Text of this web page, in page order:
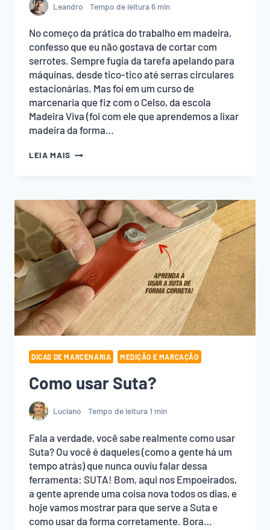
Leandro Tempo de leitura6 min
No começo da prática do trabalho em madeira,
confesso que eu não gostava de cortar com
serrotes. Sempre fugia da tarefa apelando para
máquinas, desde tico-tico até serras circulares
estacionárias. Mas foi em um curso de
marcenaria que fiz com o Celso, da escola
Madeira Viva (foi com ele que aprendemos a lixar
madeira da forma…
LEIA MAIS 10
COM
SERROTE
JAPONÊS
DICAS DE MARCENARIA MEDIÇÃO E MARCAÇÃO
Como usar Suta?
Luciano Tempo de leitura1 min
Fala a verdade, você sabe realmente como usar
Suta? Ou você é daqueles (como a gente há um
tempo atrás) que nunca ouviu falar dessa
ferramenta: SUTA! Bom, aqui nos Empoeirados,
a gente aprende uma coisa nova todos os dias, e
hoje vamos mostrar para que serve a Suta e
como usar da forma corretamente. Bora…